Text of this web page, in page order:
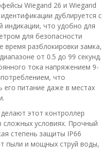
Wiegand 26 и Wiegand
дублируется с
что удобно для
для безопасности
время разблокировки замка,
от 0.5 до 99 секунд.
тока напряжением 9-
что
его питание даже в местах
этот контроллер
сложных условиях. Прочный
степень защиты IP66
пыли и мощных струй воды,